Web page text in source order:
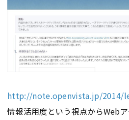
http://note.openvista.jp/2014/
情報活用度という視点からWeb